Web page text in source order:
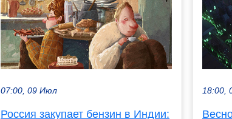
07:00, 09 Июл
Россия закупает бензин в Индии:
18:00,